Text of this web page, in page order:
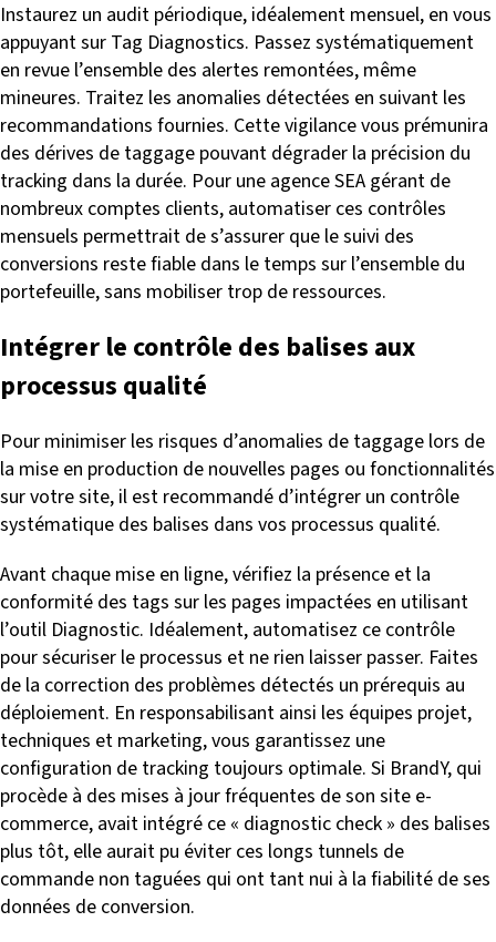
Instaurez un audit périodique, idéalement mensuel, en vous
appuyant sur Tag Diagnostics. Passez systématiquement
en revue l’ensemble des alertes remontées, même
mineures. Traitez les anomalies détectées en suivant les
recommandations fournies. Cette vigilance vous prémunira
des dérives de taggage pouvant dégrader la précision du
tracking dans la durée. Pour une agence SEA gérant de
nombreux comptes clients, automatiser ces contrôles
mensuels permettrait de s’assurer que le suivi des
conversions reste fiable dans le temps sur l’ensemble du
portefeuille, sans mobiliser trop de ressources.
Intégrer le contrôle des balises aux
processus qualité
Pour minimiser les risques d’anomalies de taggage lors de
la mise en production de nouvelles pages ou fonctionnalités
sur votre site, il est recommandé d’intégrer un contrôle
systématique des balises dans vos processus qualité.
Avant chaque mise en ligne, vérifiez la présence et la
conformité des tags sur les pages impactées en utilisant
l’outil Diagnostic. Idéalement, automatisez ce contrôle
pour sécuriser le processus et ne rien laisser passer. Faites
de la correction des problèmes détectés un prérequis au
déploiement. En responsabilisant ainsi les équipes projet,
techniques et marketing, vous garantissez une
configuration de tracking toujours optimale. Si BrandY, qui
procède à des mises à jour fréquentes de son site e-
commerce, avait intégré ce « diagnostic check » des balises
plus tôt, elle aurait pu éviter ces longs tunnels de
commande non taguées qui ont tant nui à la fiabilité de ses
données de conversion.